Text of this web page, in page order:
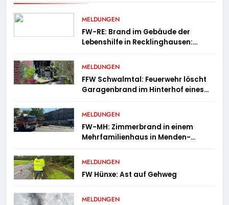
MELDUNGEN
FW-RE: Brand im Gebäude der
Lebenshilfe in Recklinghausen:
MELDUNGEN
FFW Schwalmtal: Feuerwehr löscht
Garagenbrand im Hinterhof eines
MELDUNGEN
FW-MH: Zimmerbrand in einem
Mehrfamilienhaus in Menden-
MELDUNGEN
FW Hünxe: Ast auf Gehweg
MELDUNGEN